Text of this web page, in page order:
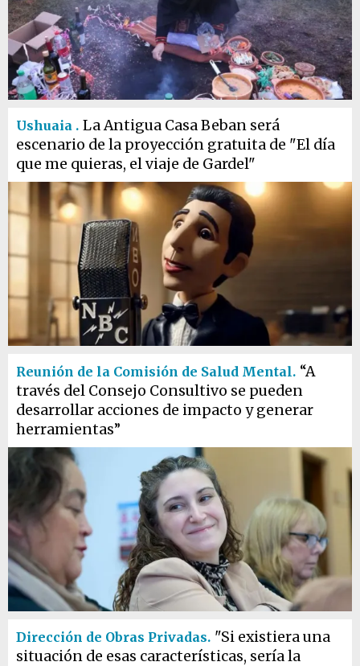
Ushuaia . La Antigua Casa Beban será
escenario de la proyección gratuita de "El día
que me quieras, el viaje de Gardel"
Reunión de la Comisión de Salud Mental. “A
través del Consejo Consultivo se pueden
desarrollar acciones de impacto y generar
herramientas”
Dirección de Obras Privadas. "Si existiera una
situación de esas características, sería la